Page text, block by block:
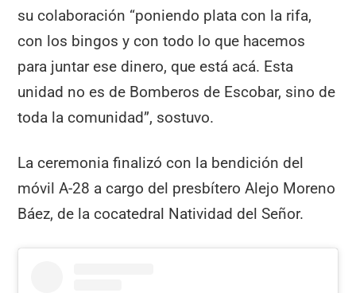
su colaboración “poniendo plata con la rifa,
con los bingos y con todo lo que hacemos
para juntar ese dinero, que está acá. Esta
unidad no es de Bomberos de Escobar, sino de
toda la comunidad”, sostuvo.
La ceremonia finalizó con la bendición del
móvil A-28 a cargo del presbítero Alejo Moreno
Báez, de la cocatedral Natividad del Señor.